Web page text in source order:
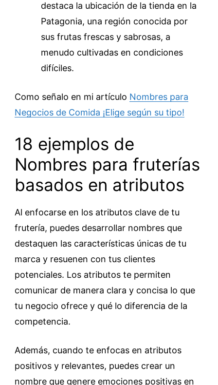
destaca la ubicación de la tienda en la
Patagonia, una región conocida por
sus frutas frescas y sabrosas, a
menudo cultivadas en condiciones
difíciles.
Como señalo en mi artículo Nombres para
Negocios de Comida ¡Elige según su tipo!
18 ejemplos de
Nombres para fruterías
basados en atributos
Al enfocarse en los atributos clave de tu
frutería, puedes desarrollar nombres que
destaquen las características únicas de tu
marca y resuenen con tus clientes
potenciales. Los atributos te permiten
comunicar de manera clara y concisa lo que
tu negocio ofrece y qué lo diferencia de la
competencia.
Además, cuando te enfocas en atributos
positivos y relevantes, puedes crear un
nombre que genere emociones positivas en